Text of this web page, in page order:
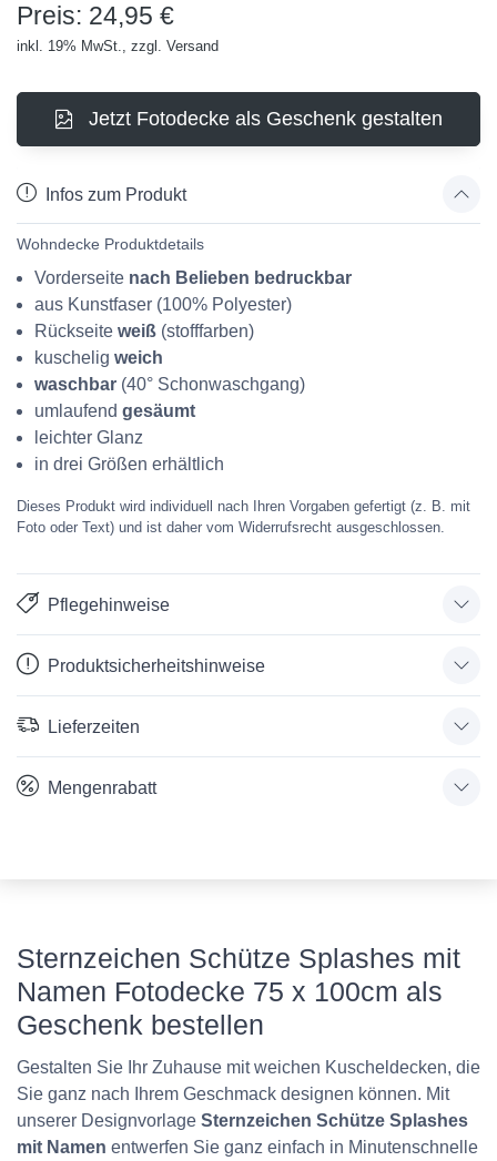
Preis: 24,95 €
inkl. 19% MwSt., zzgl. Versand
Jetzt Fotodecke als Geschenk gestalten
Infos zum Produkt
Wohndecke Produktdetails
Vorderseite nach Belieben bedruckbar
aus Kunstfaser (100% Polyester)
Rückseite weiß (stofffarben)
kuschelig weich
waschbar (40° Schonwaschgang)
umlaufend gesäumt
leichter Glanz
in drei Größen erhältlich
Dieses Produkt wird individuell nach Ihren Vorgaben gefertigt (z. B. mit
Foto oder Text) und ist daher vom Widerrufsrecht ausgeschlossen.
Pflegehinweise
Produktsicherheitshinweise
Lieferzeiten
Mengenrabatt
Sternzeichen Schütze Splashes mit
Namen Fotodecke 75 x 100cm als
Geschenk bestellen
Gestalten Sie Ihr Zuhause mit weichen Kuscheldecken, die
Sie ganz nach Ihrem Geschmack designen können. Mit
unserer Designvorlage Sternzeichen Schütze Splashes
mit Namen entwerfen Sie ganz einfach in Minutenschnelle